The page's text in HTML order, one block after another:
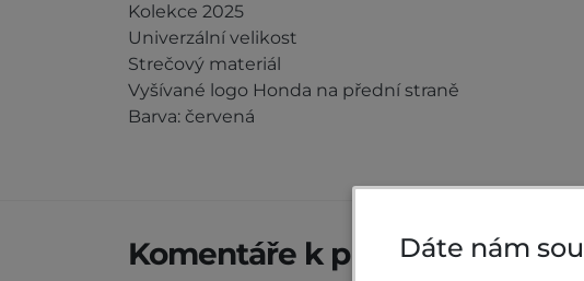
Kolekce 2025
Univerzální velikost
Strečový materiál
Vyšívané logo Honda na přední straně
Barva: červená
Komentáře k produktu (0)
Dáte nám